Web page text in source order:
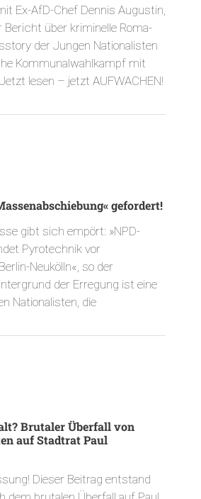
Ex-AfD-Chef Dennis Augustin,
über kriminelle Roma-
der Jungen Nationalisten
Kommunalwahlkampf mit
lesen – jetzt AUFWACHEN!
gefordert!
gibt sich empört: »NPD-
Pyrotechnik vor
Neukölln«, so der
der Erregung ist eine
Nationalisten, die
Brutaler Überfall von
auf Stadtrat Paul
Dieser Beitrag entstand